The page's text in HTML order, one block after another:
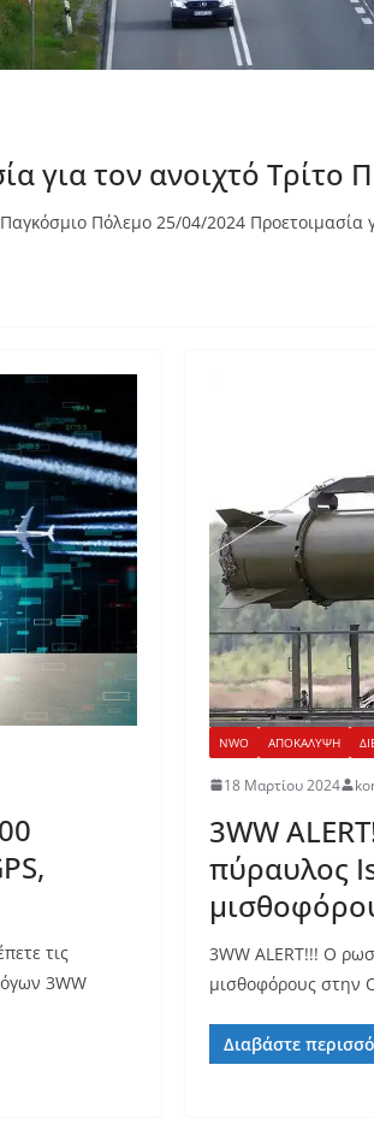
για τον ανοιχτό
Πόλεμο 25/04/2024
τις
3WW
NWO ΑΠΟΚΑΛΥΨΗ
18 Μαρτίου 2024
3WW
πύραυλος
3WW ALERT!!! Ο
μισθοφόρους στην
Διαβάστε